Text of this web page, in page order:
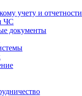
учету и отчетности
ЧС
документы